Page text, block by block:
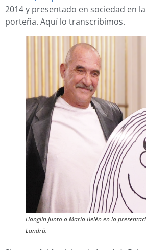
2014 y presentado en sociedad en
porteña. Aquí lo transcribimos.
Hanglin junto a María Belén en la
Landrú.